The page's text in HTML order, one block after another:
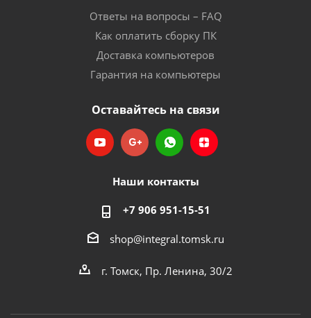
Ответы на вопросы – FAQ
Как оплатить сборку ПК
Доставка компьютеров
Гарантия на компьютеры
Оставайтесь на связи
Наши контакты
+7 906 951-15-51
shop@integral.tomsk.ru
г. Томск, Пр. Ленина, 30/2